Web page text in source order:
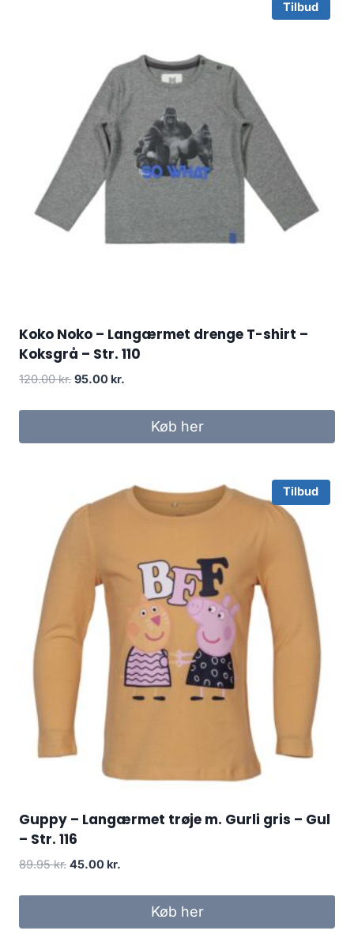
Tilbud
Koko Noko – Langærmet drenge T-shirt –
Koksgrå – Str. 110
120.00kr. Original
was:
95.00 kr.
is:
95.00 kr..Køb her
Tilbud
Guppy – Langærmet trøje m. Gurli gris – Gul
– Str. 116
89.95kr. Original
was:
45.00 kr.
is:
45.00 kr..Køb her